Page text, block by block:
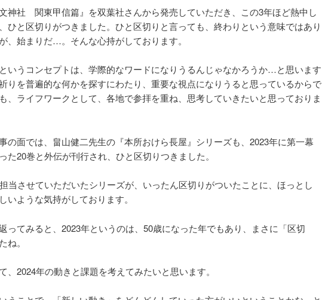
神社 関東甲信篇』を双葉社さんから発売していただき、この3年ほど熱中し
ひと区切りがつきました。ひと区切りと言っても、終わりという意味ではあり
、始まりだ…。そんな心持がしております。
というコンセプトは、学際的なワードになりうるんじゃなかろうか…と思います
りを普遍的な何かを探すにわたり、重要な視点になりうると思っているからで
、ライフワークとして、各地で参拝を重ね、思考していきたいと思っておりま
の面では、畠山健二先生の『本所おけら長屋』シリーズも、2023年に第一幕
た20巻と外伝が刊行され、ひと区切りつきました。
当させていただいたシリーズが、いったん区切りがついたことに、ほっとし
いような気持がしております。
ってみると、2023年というのは、50歳になった年でもあり、まさに「区切
ね。
、2024年の動きと課題を考えてみたいと思います。